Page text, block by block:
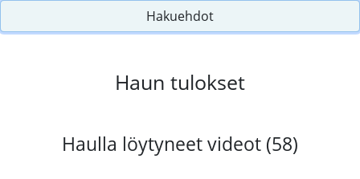
Hakuehdot
Haun tulokset
Haulla löytyneet videot (58)